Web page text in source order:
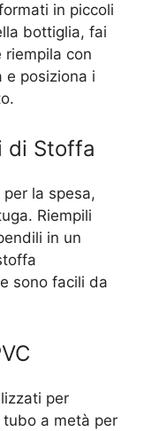
in piccoli
bottiglia, fai
con
e posiziona i
di Stoffa
la spesa,
Riempili
in un
sono facili da
per
a metà per